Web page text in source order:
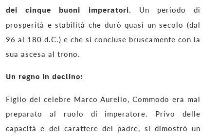
dei cinque buoni imperatori . Un periodo di
prosperità e stabilità che durò quasi un secolo (dal
96 al 180 d.C.) e che si concluse bruscamente con la
sua ascesa al trono.
Un regno in declino:
Figlio del celebre Marco Aurelio, Commodo era mal
preparato al ruolo di imperatore. Privo delle
capacità e del carattere del padre, si dimostrò un